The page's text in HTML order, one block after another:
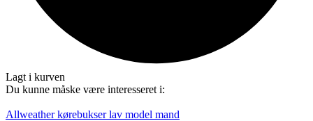
Lagt i kurven
Du kunne måske være interesseret i:
Allweather kørebukser lav model mand